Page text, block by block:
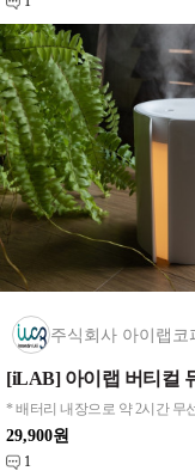
주식회사 아이랩코
29,900원
1